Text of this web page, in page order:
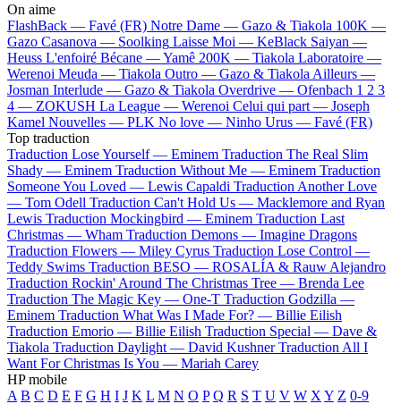
On aime
FlashBack — Favé (FR) Notre Dame — Gazo & Tiakola 100K —
Gazo Casanova — Soolking Laisse Moi — KeBlack Saiyan —
Heuss L'enfoiré Bécane —Yamê 200K — Tiakola Laboratoire —
Werenoi Meuda — Tiakola Outro — Gazo & Tiakola Ailleurs —
Josman Interlude — Gazo & Tiakola Overdrive — Ofenbach 1 2 3
4 — ZOKUSH La League — Werenoi Celui qui part — Joseph
Kamel Nouvelles — PLK No love — Ninho Urus — Favé (FR)
Top traduction
Traduction Lose Yourself — Eminem Traduction The Real Slim
Shady — Eminem Traduction Without Me — Eminem Traduction
Someone You Loved — Lewis Capaldi Traduction Another Love
— Tom Odell Traduction Can't Hold Us — Macklemore and Ryan
Lewis Traduction Mockingbird — Eminem Traduction Last
Christmas — Wham Traduction Demons — Imagine Dragons
Traduction Flowers — Miley Cyrus Traduction Lose Control —
Teddy Swims Traduction BESO — ROSALÍA & Rauw Alejandro
Traduction Rockin' Around The Christmas Tree — Brenda Lee
Traduction The Magic Key — One-T Traduction Godzilla —
Eminem Traduction What Was I Made For? — Billie Eilish
Traduction Emorio — Billie Eilish Traduction Special — Dave &
Tiakola Traduction Daylight — David Kushner Traduction All I
Want For Christmas Is You — Mariah Carey
HP mobile
A B C D E F G H I J K L M N O P Q R S T U V W X Y Z 0-9